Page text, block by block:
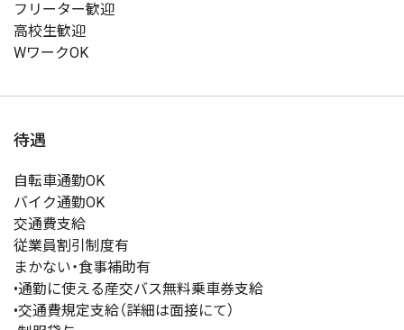
フリーター歓迎
高校生歓迎
WワークOK
待遇
自転車通勤OK
バイク通勤OK
交通費支給
従業員割引制度有
まかない・食事補助有
•通勤に使える産交バス無料乗車券支給
•交通費規定支給（詳細は面接にて）